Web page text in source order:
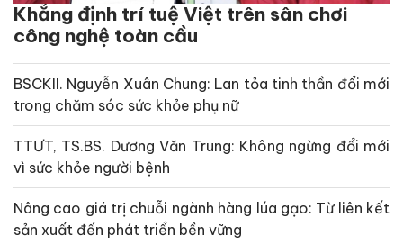
Khẳng định trí tuệ Việt trên sân chơi
công nghệ toàn cầu
BSCKII. Nguyễn Xuân Chung: Lan tỏa tinh thần đổi mới
trong chăm sóc sức khỏe phụ nữ
TTƯT, TS.BS. Dương Văn Trung: Không ngừng đổi mới
vì sức khỏe người bệnh
Nâng cao giá trị chuỗi ngành hàng lúa gạo: Từ liên kết
sản xuất đến phát triển bền vững